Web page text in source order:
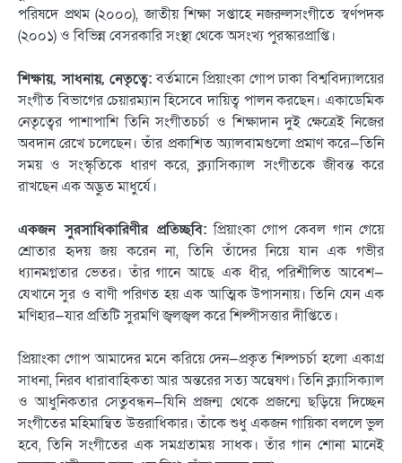
পরিষদে প্রথম (২০০০), জাতীয় শিক্ষা সপ্তাহে নজরুলসংগীতে স্বর্ণপদক
(২০০১) ও বিভিন্ন বেসরকারি সংস্থা থেকে অসংখ্য পুরস্কারপ্রাপ্তি।
শিক্ষায়, সাধনায়, নেতৃত্বে:বর্তমানে প্রিয়াংকা গোপ ঢাকা বিশ্ববিদ্যালয়ের
সংগীত বিভাগের চেয়ারম্যান হিসেবে দায়িত্ব পালন করছেন। একাডেমিক
নেতৃত্বের পাশাপাশি তিনি সংগীতচর্চা ও শিক্ষাদান দুই ক্ষেত্রেই নিজের
অবদান রেখে চলেছেন। তাঁর প্রকাশিত অ্যালবামগুলো প্রমাণ করে—তিনি
সময় ও সংস্কৃতিকে ধারণ করে, ক্ল্যাসিক্যাল সংগীতকে জীবন্ত করে
রাখছেন এক অদ্ভুত মাধুর্যে।
একজন সুরসাধিকারিণীর প্রতিচ্ছবি:প্রিয়াংকা গোপ কেবল গান গেয়ে
শ্রোতার হৃদয় জয় করেন না, তিনি তাঁদের নিয়ে যান এক গভীর
ধ্যানমগ্নতার ভেতর। তাঁর গানে আছে এক ধীর, পরিশীলিত আবেশ—
যেখানে সুর ও বাণী পরিণত হয় এক আত্মিক উপাসনায়। তিনি যেন এক
মণিহার—যার প্রতিটি সুরমণি জ্বলজ্বল করে শিল্পীসত্তার দীপ্তিতে।
প্রিয়াংকা গোপ আমাদের মনে করিয়ে দেন—প্রকৃত শিল্পচর্চা হলো একাগ্র
সাধনা, নিরব ধারাবাহিকতা আর অন্তরের সত্য অন্বেষণ। তিনি ক্ল্যাসিক্যাল
ও আধুনিকতার সেতুবন্ধন—যিনি প্রজন্ম থেকে প্রজন্মে ছড়িয়ে দিচ্ছেন
সংগীতের মহিমান্বিত উত্তরাধিকার। তাঁকে শুধু একজন গায়িকা বললে ভুল
হবে, তিনি সংগীতের এক সমগ্রতাময় সাধক। তাঁর গান শোনা মানেই